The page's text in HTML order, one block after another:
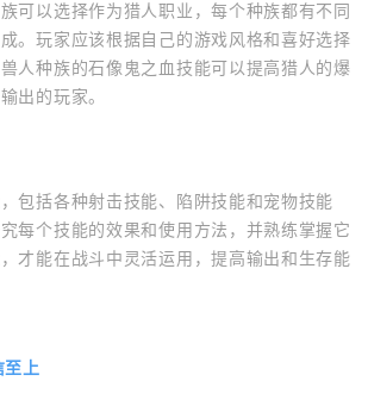
可以选择作为猎人职业，每个种族都有不同
。玩家应该根据自己的游戏风格和喜好选择
人种族的石像鬼之血技能可以提高猎人的爆
出的玩家。
包括各种射击技能、陷阱技能和宠物技能
每个技能的效果和使用方法，并熟练掌握它
才能在战斗中灵活运用，提高输出和生存能
至上